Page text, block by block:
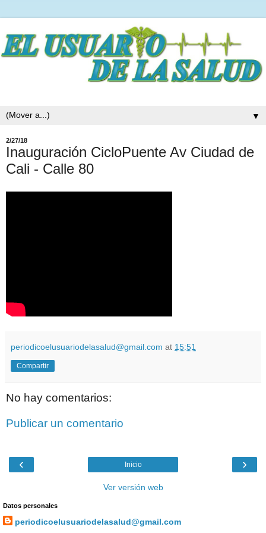
▼
2/27/18
Inauguración CicloPuente Av Ciudad de
Cali - Calle 80
periodicoelusuariodelasalud@gmail.com at 15:51
Compartir
No hay comentarios:
Publicar un comentario
‹ ›
Inicio
Ver versión web
Datos personales
periodicoelusuariodelasalud@gmail.com